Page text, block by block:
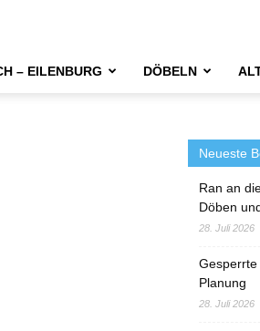
– EILENBURG DÖBELN
Neueste
Ran an
Döben
28. Juli 2026
Planung
28. Juli 2026